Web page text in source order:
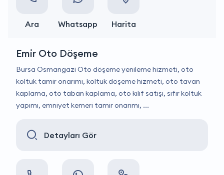
Ara Whatsapp Harita
Emir Oto Döşeme
Bursa Osmangazi Oto döşeme yenileme hizmeti, oto
koltuk tamir onarımı, koltuk döşeme hizmeti, oto tavan
kaplama, oto taban kaplama, oto kılıf satışı, sıfır koltuk
yapımı, emniyet kemeri tamir onarımı, ...
Detayları Gör